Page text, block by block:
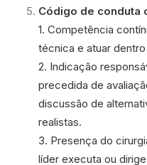
Código de conduta
1. Competência
técnica e atuar
2. Indicação
precedida de
discussão de
realistas.
3. Presença do
líder executa ou